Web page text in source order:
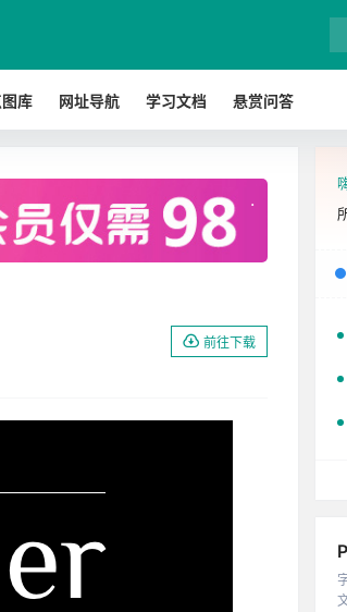
库 网址导航 学习文档 悬赏问答
. 全站终身免费下载
前往下载